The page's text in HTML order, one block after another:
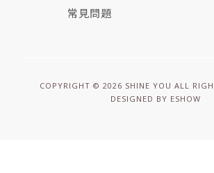
常見問題
COPYRIGHT © 2026 SHINE YOU ALL
DESIGNED BY ESHOW